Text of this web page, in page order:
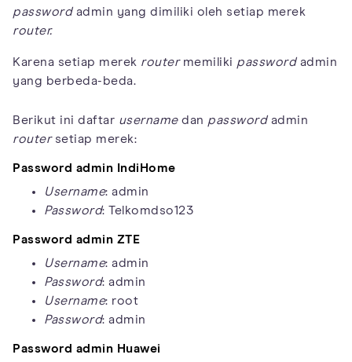
passwordadmin yang dimiliki oleh setiap merek
router.
Karena setiap merek routermemiliki passwordadmin
yang berbeda-beda.
Berikut ini daftar usernamedan passwordadmin
routersetiap merek:
Password admin IndiHome
Username: admin
Password: Telkomdso123
Password admin ZTE
Username: admin
Password: admin
Username: root
Password: admin
Password admin Huawei